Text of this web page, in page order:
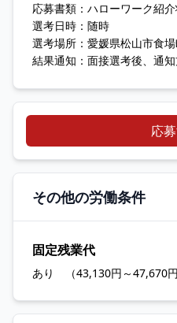
応募書類：ハローワーク紹
選考日時：随時
選考場所：愛媛県松山市食
結果通知：面接選考後、通
応
その他の労働条件
固定残業代
あり （43,130円～47,670円